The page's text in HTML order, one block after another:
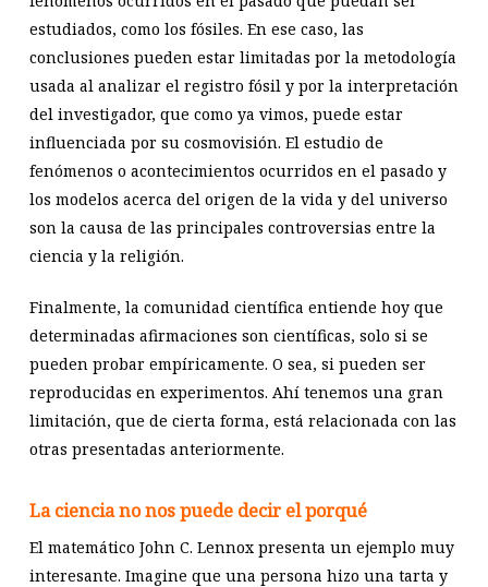
estudiados, como los fósiles. En ese caso, las
conclusiones pueden estar limitadas por la metodología
usada al analizar el registro fósil y por la interpretación
del investigador, que como ya vimos, puede estar
influenciada por su cosmovisión. El estudio de
fenómenos o acontecimientos ocurridos en el pasado y
los modelos acerca del origen de la vida y del universo
son la causa de las principales controversias entre la
ciencia y la religión.
Finalmente, la comunidad científica entiende hoy que
determinadas afirmaciones son científicas, solo si se
pueden probar empíricamente. O sea, si pueden ser
reproducidas en experimentos. Ahí tenemos una gran
limitación, que de cierta forma, está relacionada con las
otras presentadas anteriormente.
La ciencia no nos puede decir el porqué
El matemático John C. Lennox presenta un ejemplo muy
interesante. Imagine que una persona hizo una tarta y